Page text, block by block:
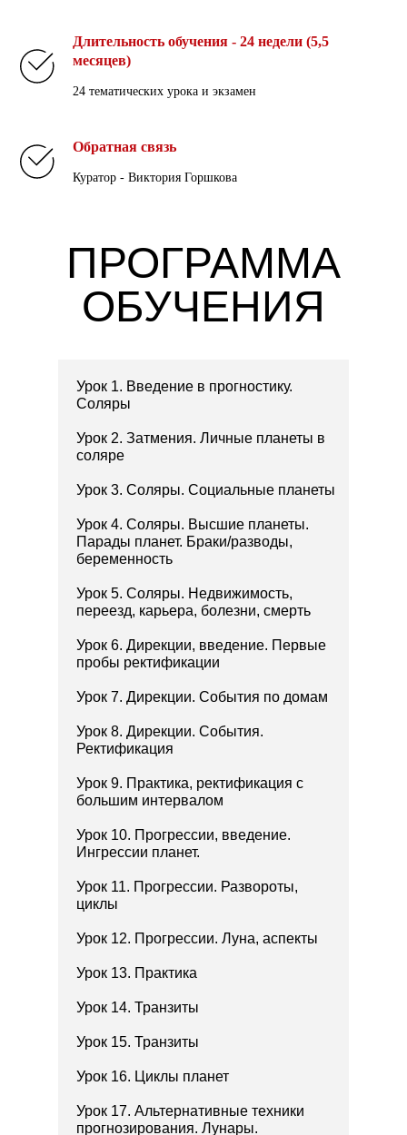
Длительность обучения - 24 недели (5,5
месяцев)
24 тематических урока и экзамен
Обратная связь
Куратор - Виктория Горшкова
ПРОГРАММА
ОБУЧЕНИЯ
Урок 1. Введение в прогностику.
Соляры
Урок 2. Затмения. Личные планеты в
соляре
Урок 3. Соляры. Социальные планеты
Урок 4. Соляры. Высшие планеты.
Парады планет. Браки/разводы,
беременность
Урок 5. Соляры. Недвижимость,
переезд, карьера, болезни, смерть
Урок 6. Дирекции, введение. Первые
пробы ректификации
Урок 7. Дирекции. События по домам
Урок 8. Дирекции. События.
Ректификация
Урок 9. Практика, ректификация с
большим интервалом
Урок 10. Прогрессии, введение.
Ингрессии планет.
Урок 11. Прогрессии. Развороты,
циклы
Урок 12. Прогрессии. Луна, аспекты
Урок 13. Практика
Урок 14. Транзиты
Урок 15. Транзиты
Урок 16. Циклы планет
Урок 17. Альтернативные техники
прогнозирования. Лунары.